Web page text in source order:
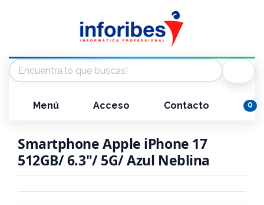
Menú Acceso Contacto 0
Smartphone Apple iPhone 17
512GB/ 6.3"/ 5G/ Azul Neblina